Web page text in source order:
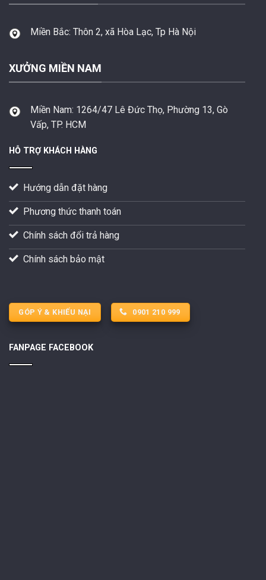
Miền Bắc: Thôn 2, xã Hòa Lạc, Tp Hà Nội
XƯỞNG MIỀN NAM
Miền Nam: 1264/47 Lê Đức Thọ, Phường 13, Gò
Vấp, TP. HCM
HỖ TRỢ KHÁCH HÀNG
Hướng dẫn đặt hàng
Phương thức thanh toán
Chính sách đổi trả hàng
Chính sách bảo mật
GÓP Ý & KHIẾU NẠI 0901 210 999
FANPAGE FACEBOOK